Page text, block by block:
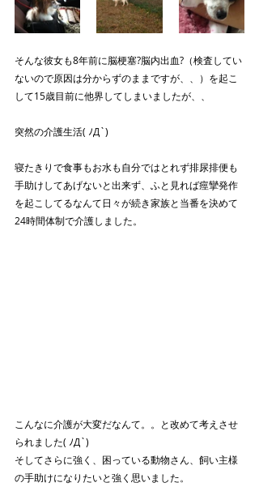
そんな彼女も8年前に脳梗塞?脳内出血?（検査してい
ないので原因は分からずのままですが、、）を起こ
して15歳目前に他界してしまいましたが、、
突然の介護生活( ﾉД`)
寝たきりで食事もお水も自分ではとれず排尿排便も
手助けしてあげないと出来ず、ふと見れば痙攣発作
を起こしてるなんて日々が続き家族と当番を決めて
24時間体制で介護しました。
こんなに介護が大変だなんて。。と改めて考えさせ
られました( ﾉД`)
そしてさらに強く、困っている動物さん、飼い主様
の手助けになりたいと強く思いました。